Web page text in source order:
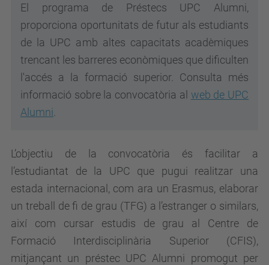
El programa de Préstecs UPC Alumni,
proporciona oportunitats de futur als estudiants
de la UPC amb altes capacitats acadèmiques
trencant les barreres econòmiques que dificulten
l'accés a la formació superior. Consulta més
informació sobre la convocatòria al web de UPC
Alumni
L’objectiu de la convocatòria és facilitar a
l’estudiantat de la UPC que pugui realitzar una
estada internacional, com ara un Erasmus, elaborar
un treball de fi de grau (TFG) a l’estranger o similars,
així com cursar estudis de grau al Centre de
Formació Interdisciplinària Superior (CFIS),
mitjançant un préstec UPC Alumni promogut per